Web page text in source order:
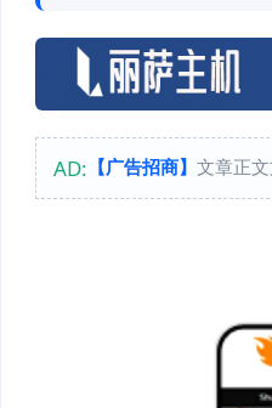
AD: 【广告招商】 文章正